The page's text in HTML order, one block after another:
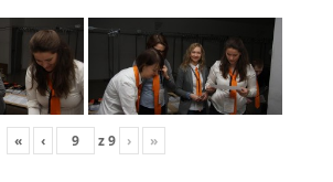
« ‹ z9 › »